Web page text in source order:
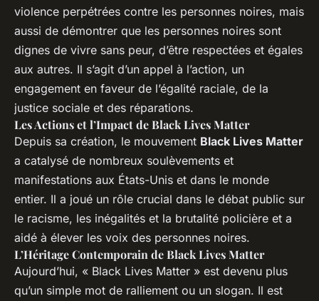
violence perpétrées contre les personnes noires, mais
aussi de démontrer que les personnes noires sont
dignes de vivre sans peur, d’être respectées et égales
aux autres. Il s’agit d’un appel à l’action, un
engagement en faveur de l’égalité raciale, de la
justice sociale et des réparations.
Les Actions et l’Impact de Black Lives Matter
Depuis sa création, le mouvement Black Lives Matter
a catalysé de nombreux soulèvements et
manifestations aux États-Unis et dans le monde
entier. Il a joué un rôle crucial dans le débat public sur
le racisme, les inégalités et la brutalité policière et a
aidé à élever les voix des personnes noires.
L’Héritage Contemporain de Black Lives Matter
Aujourd’hui, « Black Lives Matter » est devenu plus
qu’un simple mot de ralliement ou un slogan. Il est